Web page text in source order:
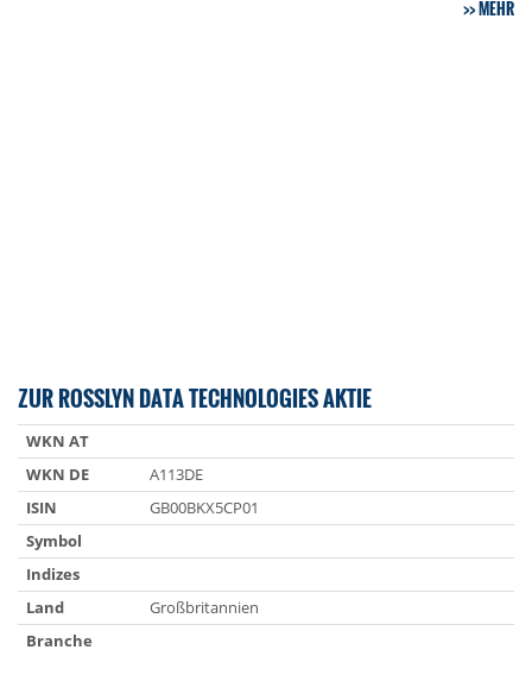
MEHR
ZUR ROSSLYN DATA TECHNOLOGIES AKTIE
WKN AT
WKN DE
A113DE
ISIN
GB00BKX5CP01
Symbol
Indizes
Land
Großbritannien
Branche